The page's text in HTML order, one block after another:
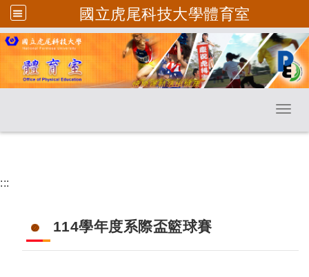
國立虎尾科技大學體育室
跳到主要內容
:::
114學年度系際盃籃球賽